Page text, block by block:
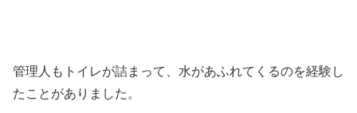
管理人もトイレが詰まって、水があふれてくるのを経験し
たことがありました。